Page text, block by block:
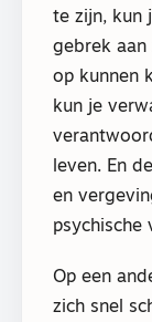
te zijn, kun
gebrek
op kunnen
kun je
leven. En
en
psychische
Op een
zich snel